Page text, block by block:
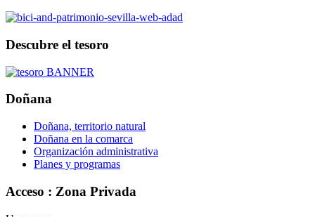
Descubre el tesoro
Doñana
Doñana, territorio natural
Doñana en la comarca
Organización administrativa
Planes y programas
Acceso : Zona Privada